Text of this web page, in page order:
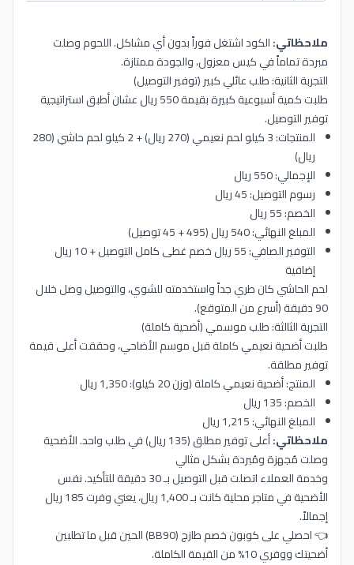
ملاحظاتي:الكود اشتغل فوراً بدون أي مشاكل. اللحوم وصلت
مبردة تماماً في كيس معزول، والجودة ممتازة.
التجربة الثانية: طلب عائلي كبير (توفير التوصيل)
طلبت كمية أسبوعية كبيرة بقيمة 550 ريال عشان أطبق استراتيجية
توفير التوصيل.
المنتجات: 3 كيلو لحم نعيمي (270 ريال) + 2 كيلو لحم حاشي (280
ريال)
الإجمالي: 550 ريال
رسوم التوصيل: 45 ريال
الخصم: 55 ريال
المبلغ النهائي: 540 ريال (495 + 45 توصيل)
التوفير الصافي: 55 ريال خصم غطى كامل التوصيل + 10 ريال
إضافية
لحم الحاشي كان طري جداً واستخدمته للشوي، والتوصيل وصل خلال
90 دقيقة (أسرع من المتوقع).
التجربة الثالثة: طلب موسمي (أضحية كاملة)
طلبت أضحية نعيمي كاملة قبل موسم الأضاحي، وحققت أعلى قيمة
توفير مطلقة.
المنتج: أضحية نعيمي كاملة (وزن 20 كيلو): 1,350 ريال
الخصم: 135 ريال
المبلغ النهائي: 1,215 ريال
ملاحظاتي:
أعلى توفير مطلق (135 ريال) في طلب واحد. الأضحية
وصلت مُجهزة ومُبردة بشكل مثالي
وخدمة العملاء اتصلت قبل التوصيل بـ 30 دقيقة للتأكيد. نفس
الأضحية في متاجر محلية كانت بـ 1,400 ريال، يعني وفرت 185 ريال
إجمالاً.
👈 احصلي على كوبون خصم طازج (BB90) الحين قبل ما تطلبين
أضحيتك ووفري 10% من القيمة الكاملة.